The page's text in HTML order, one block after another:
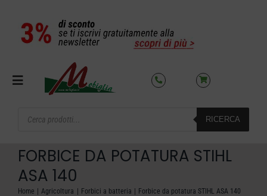
contenuto
Toggle
OFFERTE DEL MESE
search
RICERCA
FORBICE DA POTATURA STIHL
ASA 140
Home Agricoltura Forbici a batteria Forbice da potatura STIHL ASA 140